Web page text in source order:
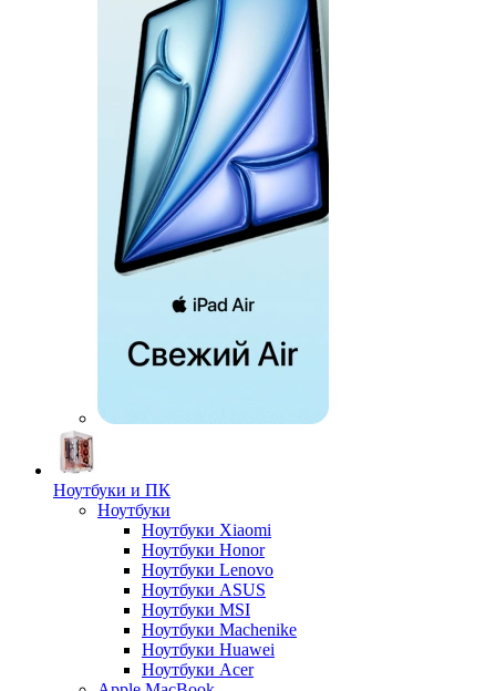
Ноутбуки и ПК
Ноутбуки
Ноутбуки Xiaomi
Ноутбуки Honor
Ноутбуки Lenovo
Ноутбуки ASUS
Ноутбуки MSI
Ноутбуки Machenike
Ноутбуки Huawei
Ноутбуки Acer